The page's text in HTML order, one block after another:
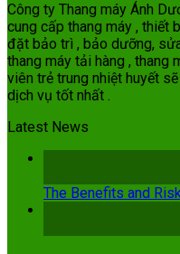
Công ty Thang máy Ánh
cung cấp thang máy , thiết
đặt bảo trì , bảo dưỡng,
thang máy tải hàng , thang
viên trẻ trung nhiệt huyết
dịch vụ tốt nhất .
Latest News
The Benefits and